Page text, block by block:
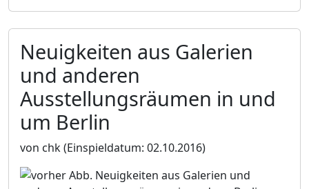
Neuigkeiten aus Galerien
und anderen
Ausstellungsräumen in und
um Berlin
von chk(Einspieldatum: 02.10.2016)